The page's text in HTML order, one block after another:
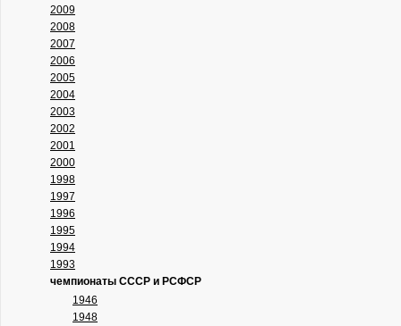
2009
2008
2007
2006
2005
2004
2003
2002
2001
2000
1998
1997
1996
1995
1994
1993
чемпионаты СССР и РСФСР
1946
1948